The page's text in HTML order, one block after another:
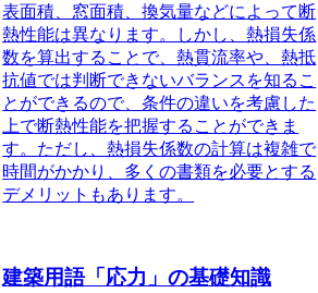
表面積、窓面積、換気量などによって断
熱性能は異なります。しかし、熱損失係
数を算出することで、熱貫流率や、熱抵
抗値では判断できないバランスを知るこ
とができるので、条件の違いを考慮した
上で断熱性能を把握することができま
す。ただし、熱損失係数の計算は複雑で
時間がかかり、多くの書類を必要とする
デメリットもあります。
建築用語「応力」の基礎知識